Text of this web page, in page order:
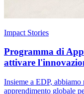
Impact Stories
Programma di
attivare
Insieme a EDP,
apprendimento globale